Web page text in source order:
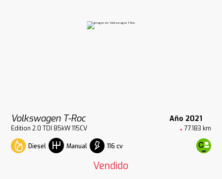
Volkswagen T-Roc Año 2021
Edition 2.0 TDI 85kW 115CV 77.183 km
Diesel Manual 116 cv
Vendido